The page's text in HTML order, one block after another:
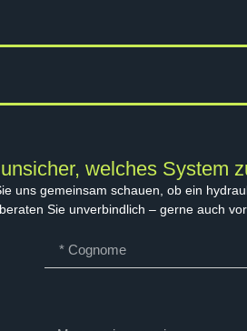
welches System
uns gemeinsam schauen, ob ein
beraten Sie unverbindlich – gerne auch